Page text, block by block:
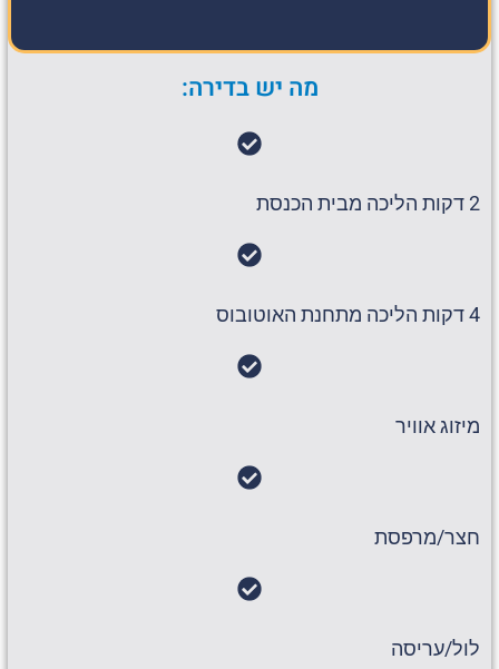
מה יש בדירה:
2 דקות הליכה מבית הכנסת
4 דקות הליכה מתחנת האוטובוס
מיזוג אוויר
חצר/מרפסת
לול/עריסה